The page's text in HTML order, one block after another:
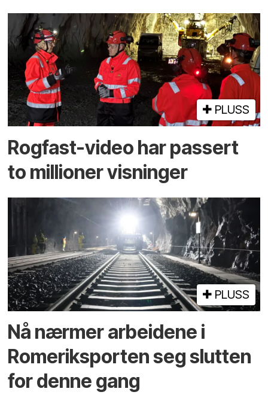
PLUSS
Rogfast-video har passert
to millioner visninger
PLUSS
Nå nærmer arbeidene i
Romeriksporten seg slutten
for denne gang